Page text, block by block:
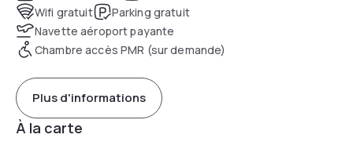
Wifi gratuit
Parking gratuit
Navette aéroport payante
Chambre accès PMR (sur demande)
Plus d'informations
À la carte